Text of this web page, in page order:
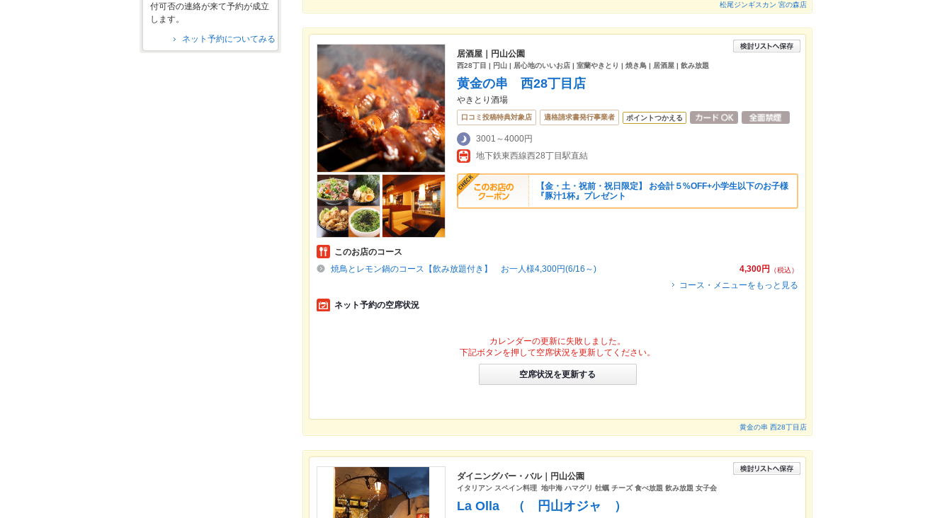
付可否の連絡が来て予約が成立
します。
ネット予約についてみる
松尾ジンギスカン 宮の森店
居酒屋｜円山公園
西28丁目 | 円山 | 居心地のいいお店 | 室蘭やきとり | 焼き鳥 | 居酒屋 | 飲み放題
黄金の串 西28丁目店
やきとり酒場
口コミ投稿特典対象店 適格請求書発行事業者 ポイントつかえる
3001～4000円
地下鉄東西線西28丁目駅直結
【金・土・祝前・祝日限定】 お会計５%OFF+小学生以下のお子様
『豚汁1杯』プレゼント
このお店のコース
4,300円
（税込）
焼鳥とレモン鍋のコース【飲み放題付き】 お一人様4,300円(6/16～)
コース・メニューをもっと見る
ネット予約の空席状況
カレンダーの更新に失敗しました。
下記ボタンを押して空席状況を更新してください。
空席状況を更新する
黄金の串 西28丁目店
ダイニングバー・バル｜円山公園
イタリアン スペイン料理 地中海 ハマグリ 牡蠣 チーズ 食べ放題 飲み放題 女子会
La Olla （ 円山オジャ ）